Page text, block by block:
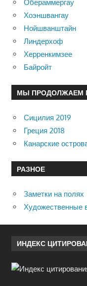
Обераммергау
Хоэншвангау
Нойшванштайн
Линдерхоф
Херренкимзее
Байройт
МЫ ПРОДОЛЖАЕМ
Сицилия 2019
Греция 2018
Канарские
РАЗНОЕ
Заметки на полях
Художественные
ИНДЕКС